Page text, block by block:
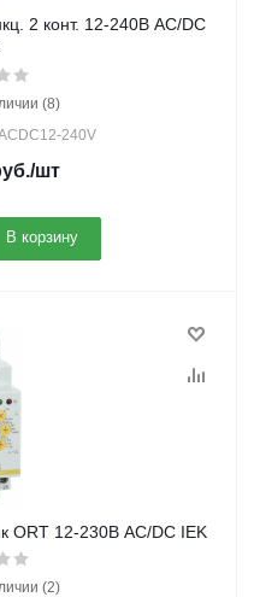
2 конт. 12-240В AC/DC
(8)
240V
/шт
В корзину
ORT 12-230В AC/DC IEK
(2)